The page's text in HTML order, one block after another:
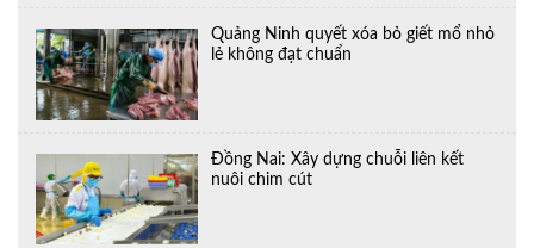
Quảng Ninh quyết xóa bỏ giết mổ nhỏ
lẻ không đạt chuẩn
Đồng Nai: Xây dựng chuỗi liên kết
nuôi chim cút